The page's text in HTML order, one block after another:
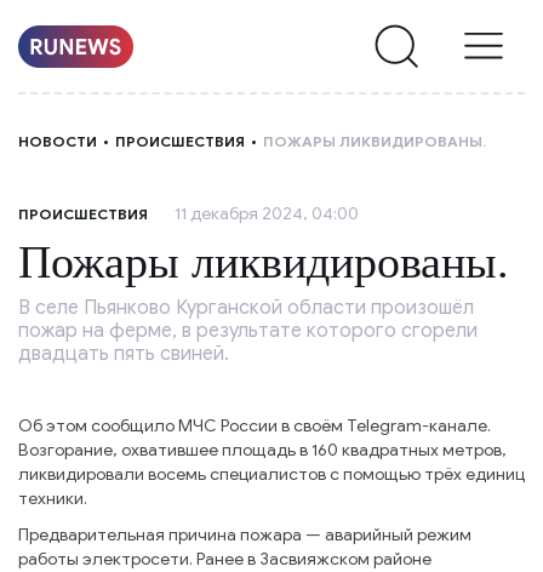
О
НОВОСТИ ПРОИСШЕСТВИЯ ПОЖАРЫ ЛИКВИДИРОВАНЫ.
ПРОИСШЕСТВИЯ 11 декабря 2024, 04:00
Пожары ликвидированы.
В селе Пьянково Курганской области произошёл
пожар на ферме, в результате которого сгорели
двадцать пять свиней.
Об этом сообщило МЧС России в своём Telegram-канале.
Возгорание, охватившее площадь в 160 квадратных метров,
ликвидировали восемь специалистов с помощью трёх единиц
техники.
Предварительная причина пожара — аварийный режим
работы электросети. Ранее в Засвияжском районе